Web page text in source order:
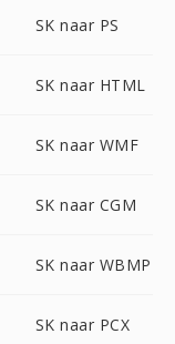
SK naar PS
SK naar HTML
SK naar WMF
SK naar CGM
SK naar WBMP
SK naar PCX